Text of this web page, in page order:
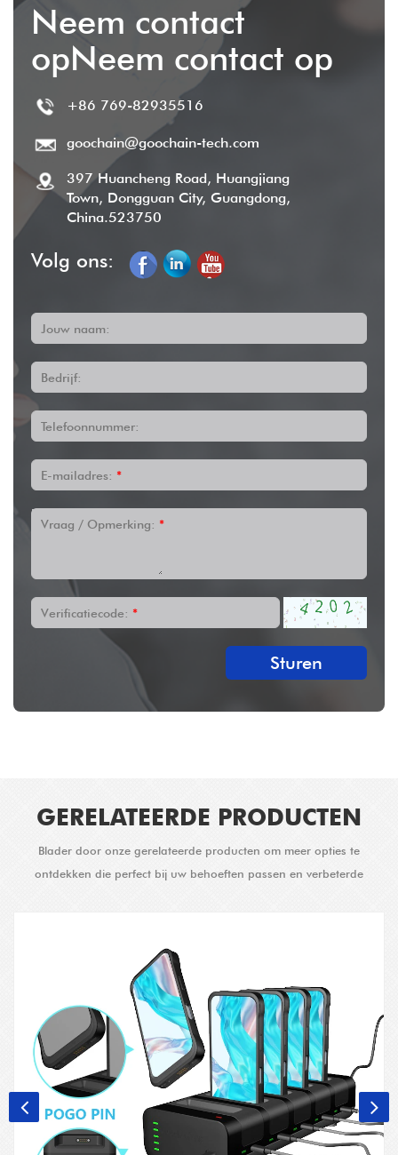
Neem contact
opNeem contact op
+86 769-82935516
goochain@goochain-tech.com
397 Huancheng Road, Huangjiang
Town, Dongguan City, Guangdong,
China.523750
Volg ons:
Jouw naam:
Bedrijf:
Telefoonnummer:
E-mailadres: *
Vraag / Opmerking: *
Verificatiecode: *
Sturen
GERELATEERDE PRODUCTEN
Blader door onze gerelateerde producten om meer opties te
ontdekken die perfect bij uw behoeften passen en verbeterde